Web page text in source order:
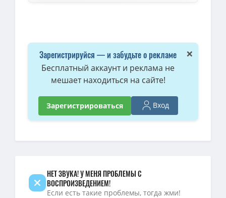
×
Зарегистрируйся — и забудьте о рекламе
Бесплатный аккаунт и реклама не
мешает находиться на сайте!
Зарегистрироваться Вход
НЕТ ЗВУКА! У МЕНЯ ПРОБЛЕМЫ С
ВОСПРОИЗВЕДЕНИЕМ!
Если есть такие проблемы, тогда жми!